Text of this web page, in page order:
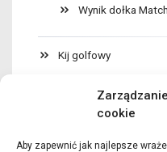
cookie
Aby zapewnić jak najlepsze
Wynik dołka
Kij golfowy
Dopasowanie
Kompensacja